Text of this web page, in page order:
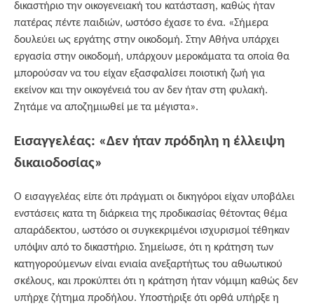
δικαστήριο την οικογενειακή του κατάσταση, καθώς ήταν
πατέρας πέντε παιδιών, ωστόσο έχασε το ένα. «Σήμερα
δουλεύει ως εργάτης στην οικοδομή. Στην Αθήνα υπάρχει
εργασία στην οικοδομή, υπάρχουν μεροκάματα τα οποία θα
μπορούσαν να του είχαν εξασφαλίσει ποιοτική ζωή για
εκείνον και την οικογένειά του αν δεν ήταν στη φυλακή.
Ζητάμε να αποζημιωθεί με τα μέγιστα».
Εισαγγελέας: «Δεν ήταν πρόδηλη η έλλειψη
δικαιοδοσίας»
Ο εισαγγελέας είπε ότι πράγματι οι δικηγόροι είχαν υποβάλει
ενστάσεις κατα τη διάρκεια της προδικασίας θέτοντας θέμα
απαράδεκτου, ωστόσο οι συγκεκριμένοι ισχυρισμοί τέθηκαν
υπόψιν από το δικαστήριο. Σημείωσε, ότι η κράτηση των
κατηγορούμενων είναι ενιαία ανεξαρτήτως του αθωωτικού
σκέλους, και προκύπτει ότι η κράτηση ήταν νόμιμη καθώς δεν
υπήρχε ζήτημα προδήλου. Υποστήριξε ότι ορθά υπήρξε η